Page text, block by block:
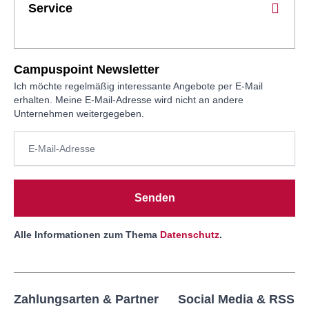
Service
Campuspoint Newsletter
Ich möchte regelmäßig interessante Angebote per E-Mail
erhalten. Meine E-Mail-Adresse wird nicht an andere
Unternehmen weitergegeben.
Senden
Alle Informationen zum Thema Datenschutz.
Zahlungsarten & Partner Social Media & RSS